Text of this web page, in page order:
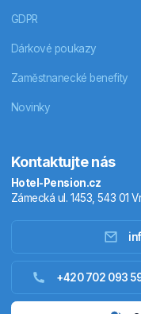
GDPR
Dárkové poukazy
Zaměstnanecké benefity
Novinky
Kontaktujte nás
Hotel-Pension.cz
Zámecká ul. 1453, 543 01
+420 702 093